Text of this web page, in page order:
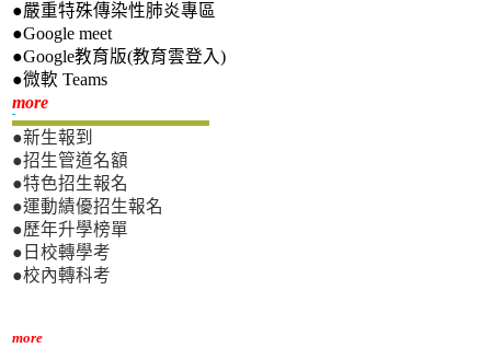
●嚴重特殊傳染性肺炎專區
●Google meet
●Google教育版(教育雲登入)
●微軟 Teams
more新生專區
●新生報到
●招生管道名額
●特色招生報名
●運動績優招生報名
●歷年升學榜單
●日校轉學考
●校內轉科考
more